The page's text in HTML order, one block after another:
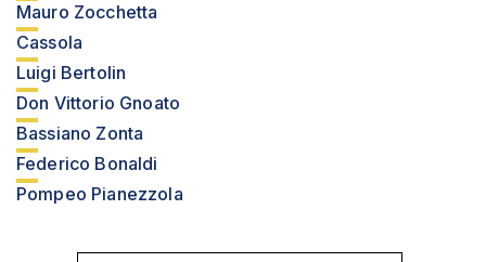
Mauro Zocchetta
Cassola
Luigi Bertolin
Don Vittorio Gnoato
Bassiano Zonta
Federico Bonaldi
Pompeo Pianezzola